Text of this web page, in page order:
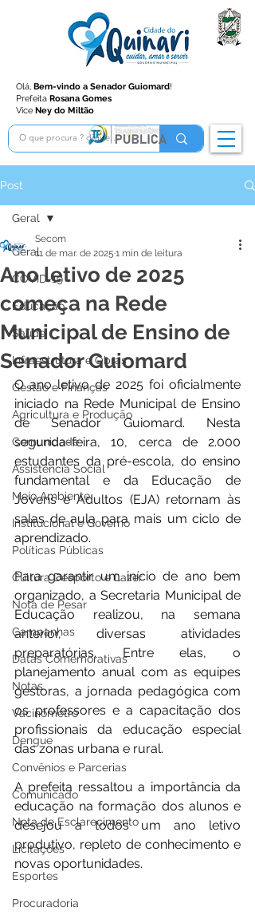
Olá, Bem-vindo a Senador Guiomard!
Prefeita Rosana Gomes
Vice Ney do Miltão
Post
Geral
COVID-19
Educação
Saúde
Infraestrutura e Obras
Gestão e Finanças
Agricultura e Produção
Comunidade
Assistência Social
Meio Ambiente
Institucional e Governo
Políticas Públicas
Cultura Desporto e Lazer
Nota de Pesar
Campanhas
Datas Comemorativas
Notas
Vacinômetro
Dengue
Convênios e Parcerias
Comunicado
Nota de Esclarecimento
Licitações
Esportes
Procuradoria
Geral
Ano letivo de 2025
começa na Rede
Municipal de Ensino de
Senador Guiomard
Secom
11 de mar. de 2025 1 min de leitura
O ano letivo de 2025 foi oficialmente
iniciado na Rede Municipal de Ensino
de Senador Guiomard. Nesta
segunda-feira, 10, cerca de 2.000
estudantes da pré-escola, do ensino
fundamental e da Educação de
Jovens e Adultos (EJA) retornam às
salas de aula para mais um ciclo de
aprendizado.
Para garantir um início de ano bem
organizado, a Secretaria Municipal de
Educação realizou, na semana
anterior, diversas atividades
preparatórias. Entre elas, o
planejamento anual com as equipes
gestoras, a jornada pedagógica com
os professores e a capacitação dos
profissionais da educação especial
das zonas urbana e rural.
A prefeita ressaltou a importância da
educação na formação dos alunos e
desejou a todos um ano letivo
produtivo, repleto de conhecimento e
novas oportunidades.